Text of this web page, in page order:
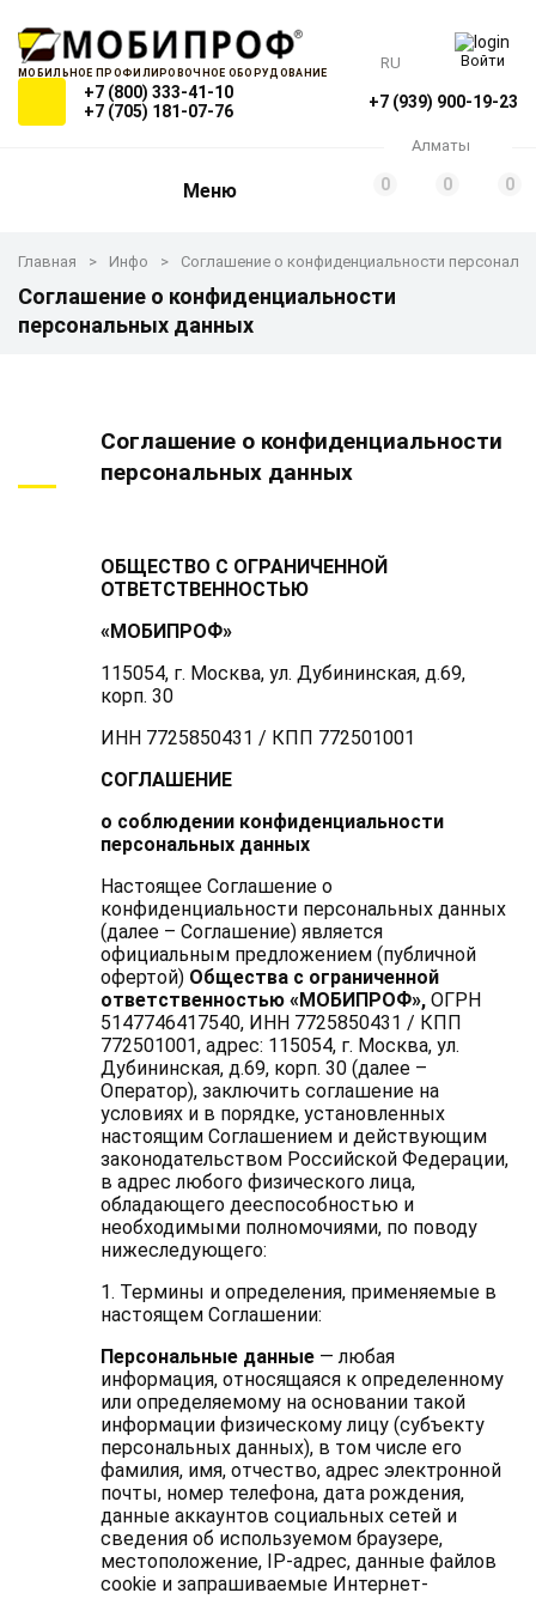
МОБИЛЬНОЕ ПРОФИЛИРОВОЧНОЕ ОБОРУДОВАНИЕ
+7 (800) 333-41-10
+7 (705) 181-07-76
+7 (939) 900-19-23
RU Войти
Алматы
Меню 0 0 0
Главная Инфо Соглашение о конфиденциальности
Соглашение о конфиденциальности
персональных данных
Соглашение о конфиденциальности
персональных данных
ОБЩЕСТВО С ОГРАНИЧЕННОЙ
ОТВЕТСТВЕННОСТЬЮ
«МОБИПРОФ»
115054, г. Москва, ул. Дубининская, д.69,
корп. 30
ИНН 7725850431 / КПП 772501001
СОГЛАШЕНИЕ
о соблюдении конфиденциальности
персональных данных
Настоящее Соглашение о
конфиденциальности персональных данных
(далее – Соглашение) является
официальным предложением (публичной
офертой) Общества с ограниченной
ответственностью «МОБИПРОФ»,ОГРН
5147746417540, ИНН 7725850431 / КПП
772501001, адрес: 115054, г. Москва, ул.
Дубининская, д.69, корп. 30 (далее –
Оператор), заключить соглашение на
условиях и в порядке, установленных
настоящим Соглашением и действующим
законодательством Российской Федерации,
в адрес любого физического лица,
обладающего дееспособностью и
необходимыми полномочиями, по поводу
нижеследующего:
1. Термины и определения, применяемые в
настоящем Соглашении:
Персональные данные — любая
информация, относящаяся к определенному
или определяемому на основании такой
информации физическому лицу (субъекту
персональных данных), в том числе его
фамилия, имя, отчество, адрес электронной
почты, номер телефона, дата рождения,
данные аккаунтов социальных сетей и
сведения об используемом браузере,
местоположение, IP-адрес, данные файлов
cookie и запрашиваемые Интернет-